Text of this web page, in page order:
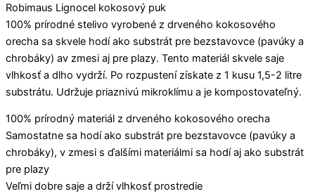
Robimaus Lignocel kokosový puk
100% prírodné stelivo vyrobené z drveného kokosového
orecha sa skvele hodí ako substrát pre bezstavovce (pavúky a
chrobáky) av zmesi aj pre plazy. Tento materiál skvele saje
vlhkosť a dlho vydrží. Po rozpustení získate z 1 kusu 1,5-2 litre
substrátu. Udržuje priaznivú mikroklímu a je kompostovateľný.
100% prírodný materiál z drveného kokosového orecha
Samostatne sa hodí ako substrát pre bezstavovce (pavúky a
chrobáky), v zmesi s ďalšími materiálmi sa hodí aj ako substrát
pre plazy
Veľmi dobre saje a drží vlhkosť prostredie